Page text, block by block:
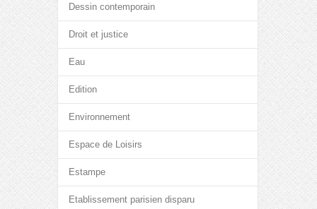
Dessin contemporain
Droit et justice
Eau
Edition
Environnement
Espace de Loisirs
Estampe
Etablissement parisien disparu